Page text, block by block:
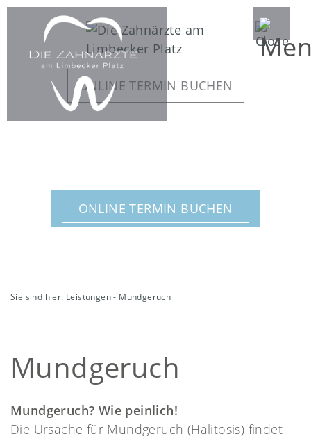
SEITENINHALT
ONLINE TERMIN BUCHEN
ONLINE TERMIN BUCHEN
Sie sind hier: Leistungen- Mundgeruch
Mundgeruch
Mundgeruch? Wie peinlich!
Die Ursache für Mundgeruch (Halitosis) findet